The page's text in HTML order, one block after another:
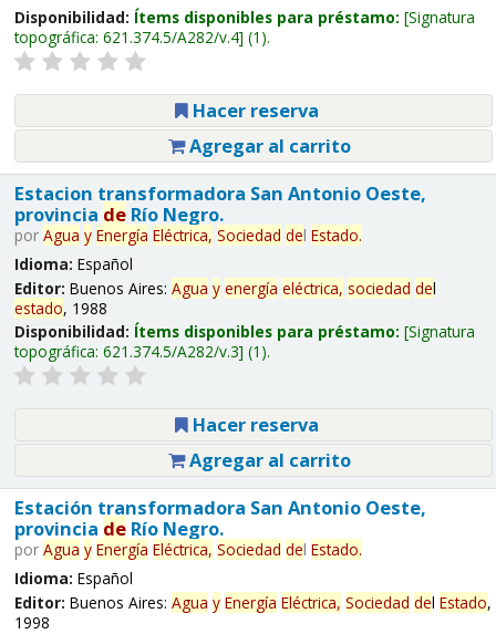
Disponibilidad: Ítems disponibles para préstamo: Signatura
topográfica: 621.374.5/A282/v.4 (1).
Hacer reserva
Agregar al carrito
Estacion transformadora San Antonio Oeste,
provincia deRío Negro.
por Agua y Energía Eléctrica, Sociedad del Estado.
Idioma: Español
Editor: Buenos Aires: Agua y energía eléctrica, sociedad del
estado, 1988
Disponibilidad: Ítems disponibles para préstamo: Signatura
topográfica: 621.374.5/A282/v.3 (1).
Hacer reserva
Agregar al carrito
Estación transformadora San Antonio Oeste,
provincia deRío Negro.
por Agua y Energía Eléctrica, Sociedad del Estado.
Idioma: Español
Editor: Buenos Aires: Agua y Energía Eléctrica, Sociedad del Estado,
1998